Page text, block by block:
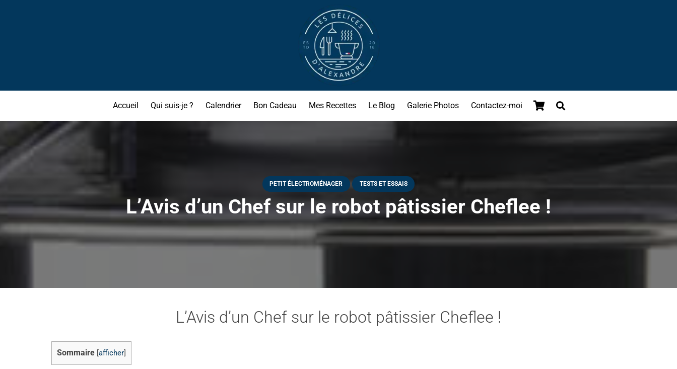
Accueil Qui suis-je ? Calendrier Bon Cadeau Mes Recettes Le Blog Galerie Photos Contactez-moi
PETIT ÉLECTROMÉNAGER TESTS ET ESSAIS
L’Avis d’un Chef sur le robot pâtissier Cheflee !
L’Avis d’un Chef sur le robot pâtissier Cheflee !
Sommaire afficher